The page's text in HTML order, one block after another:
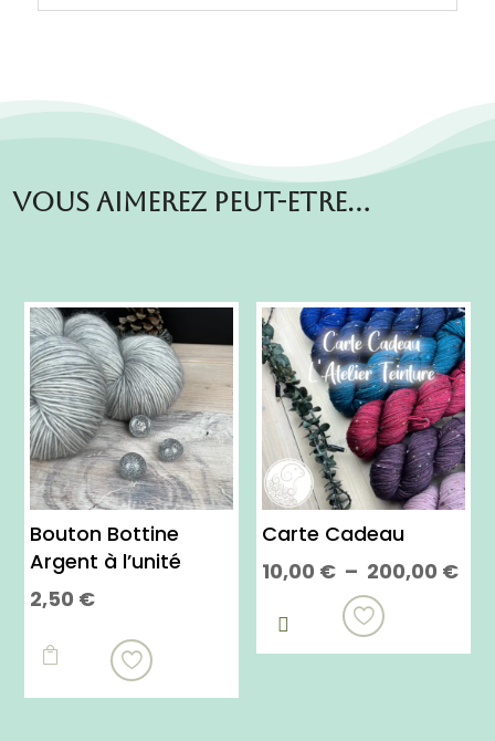
Vous aimerez peut-etre…
Bouton Bottine
Argent à l’unité
2,50 €

Carte Cadeau
10,00 € – 200,00 €

produit
a